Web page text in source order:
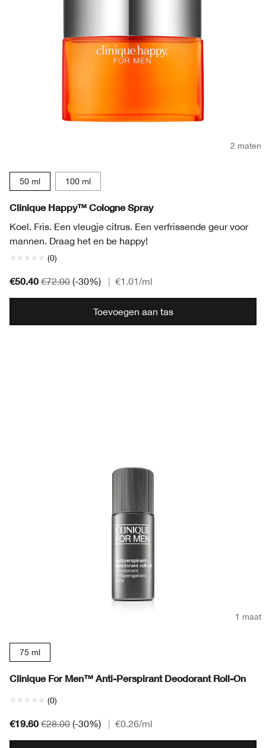
2 maten
50 ml 100 ml
Clinique Happy™ Cologne Spray
Koel. Fris. Een vleugje citrus. Een verfrissende geur voor
mannen. Draag het en be happy!
(0)
€50.40 €72.00 (-30%) €1.01/ml
Toevoegen aan tas
1 maat
75 ml
Clinique For Men™ Anti-Perspirant Deodorant Roll-On
(0)
€19.60 €28.00 (-30%) €0.26/ml